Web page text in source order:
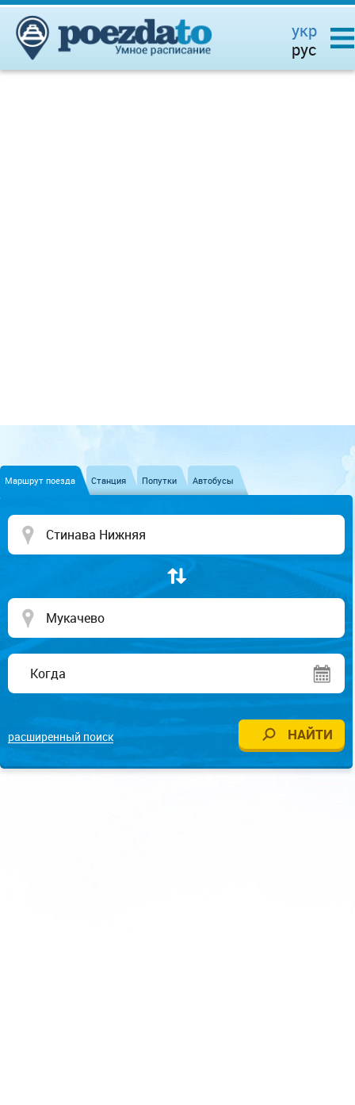
укр
рус
Маршрут поезда Станция Попутки Автобусы
расширенный поиск